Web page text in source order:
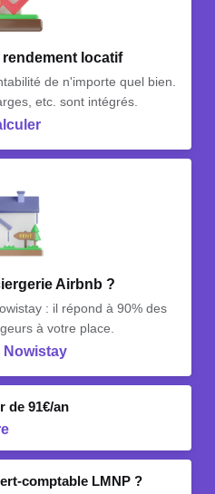
locatif
de n'importe quel bien.
etc. sont intégrés.
Airbnb ?
: il répond à 90% des
à votre place.
Nowistay
de 91€/an
comptable LMNP ?